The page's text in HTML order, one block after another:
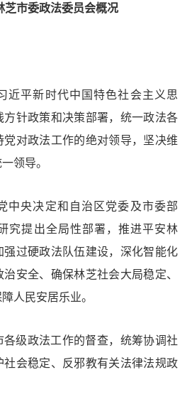
芝市委政法委员会概况
近平新时代中国特色社会主义思
针政策和决策部署，统一政法各
对政法工作的绝对领导，坚决维
领导。
中央决定和 自治 区党委及市委部
究提出全局性部署，推进平安林
强过硬政法队伍建设，深化智能化
治安全、确保林芝社会大局稳定、
人民安居乐业。
各级政法工作的督查，统筹协调社
社会稳定、反邪教有关法律法规政